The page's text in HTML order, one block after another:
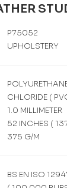
P75052
UPHOLSTERY
CHLORIDE (
1.0 MILLIMETER
52 INCHES (
375 G/M
BS EN ISO